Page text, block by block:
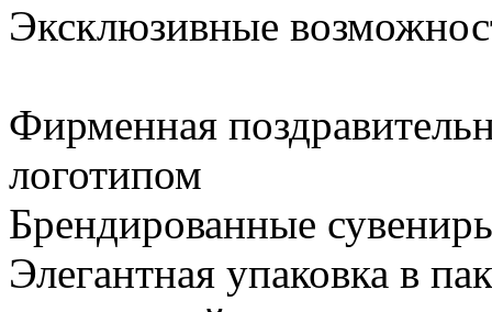
Эксклюзивные
Фирменная
логотипом
Брендированные
Элегантная упаковка в